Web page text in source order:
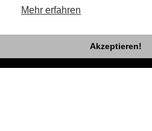
Mehr erfahren
Akzeptieren!